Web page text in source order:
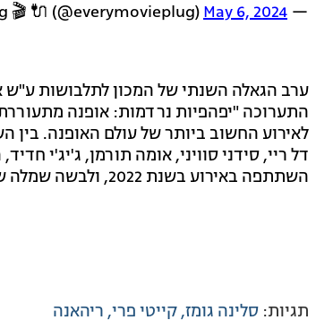
— Every Movie Plug 🎬 🔌 (@everymovieplug)
May 6, 2024
ערב הגאלה השנתי של המכון לתלבושות ע"ש
התערוכה "יפהפיות נרדמות: אופנה
לאירוע החשוב ביותר של עולם האופנה. בין
דל ריי, סידני סוויני, אומה תורמן, ג'יג'י
השתתפה באירוע בשנת 2022, ולבשה שמלה של אוסקר דה לה רנטה.
תגיות: סלינה גומז קייטי פרי ריהאנה